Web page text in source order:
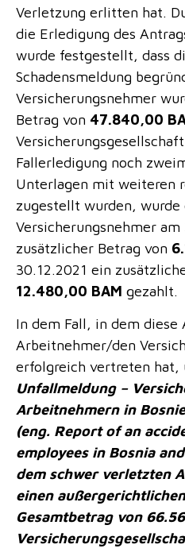
Verletzung erlitten hat.
die Erledigung des
wurde festgestellt, dass
Schadensmeldung
Versicherungsnehmer
Betrag von 47.840,00
Fallerledigung noch
Unterlagen mit weiteren
zugestellt wurden, wurde
Versicherungsnehmer
zusätzlicher Betrag von
30.12.2021 ein
12.480,00 BAM gezahlt.
In dem Fall, in dem diese
Arbeitnehmer/den
erfolgreich vertreten hat,
Unfallmeldung –
Arbeitnehmern in
(eng. Report of an
employees in Bosnia
dem schwer verletzten
einen
Gesamtbetrag von